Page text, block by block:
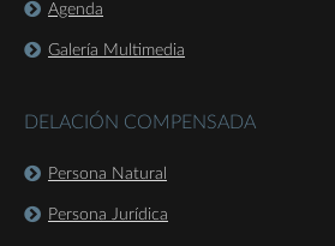
Agenda
Galería Multimedia
DELACIÓN COMPENSADA
Persona Natural
Persona Jurídica